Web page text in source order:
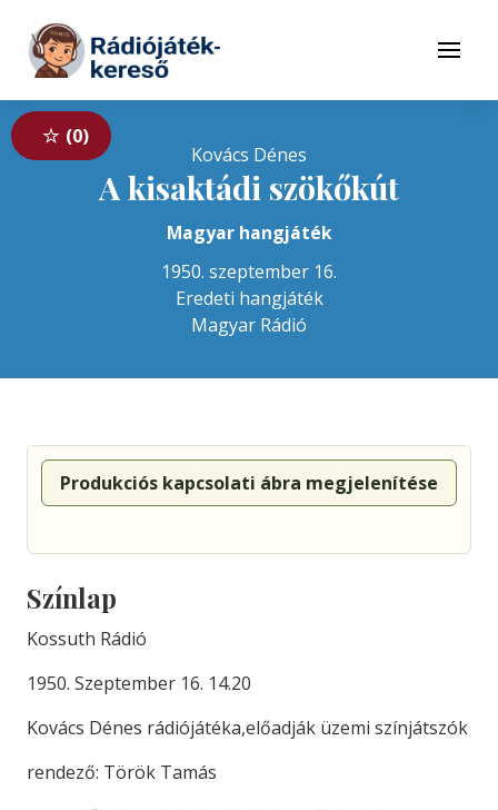
Tovább a tartalomhoz
Menü
0
Kovács Dénes
A kisaktádi szökőkút
Magyar hangjáték
1950. szeptember 16.
Eredeti hangjáték
Magyar Rádió
Produkciós kapcsolati ábra megjelenítése
Színlap
Kossuth Rádió
1950. Szeptember 16. 14.20
Kovács Dénes rádiójátéka,előadják üzemi színjátszók
rendező: Török Tamás